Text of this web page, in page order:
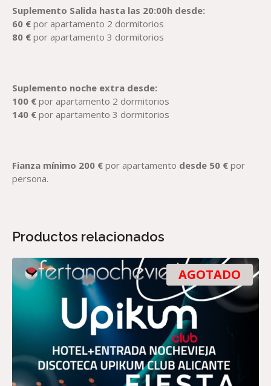
Suplemento Salida hasta las 20:00h desde:
60 € por apartamento 2 dormitorios
80 € por apartamento 3 dormitorios
Suplemento noche extra desde:
100 € por apartamento 2 dormitorios
140 € por apartamento 3 dormitorios
Fianza mínimo 200 € por apartamento desde 50 € por
persona.
Productos relacionados
AGOTADO